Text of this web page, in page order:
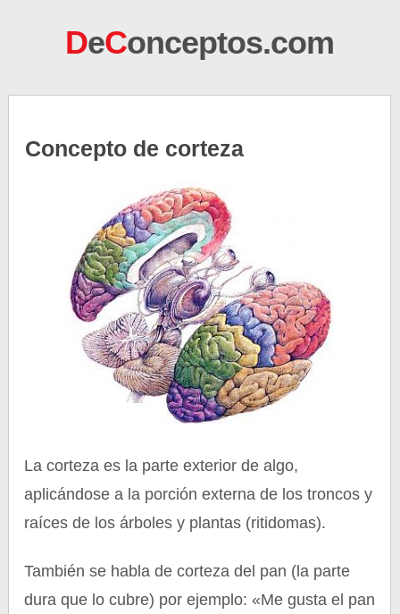
DeConceptos.com
Concepto de corteza
La corteza es la parte exterior de algo,
aplicándose a la porción externa de los troncos y
raíces de los árboles y plantas (ritidomas).
También se habla de corteza del pan (la parte
dura que lo cubre) por ejemplo: «Me gusta el pan